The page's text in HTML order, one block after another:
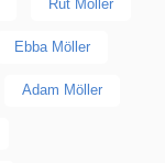
Rut Möller
Ebba Möller
Adam Möller